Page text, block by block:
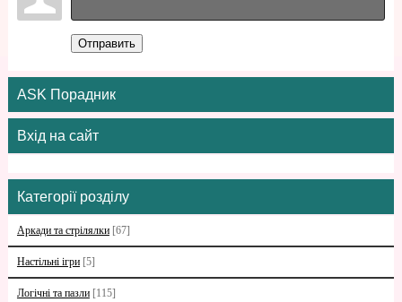
Отправить
ASK Порадник
Вхід на сайт
Категорії розділу
Аркади та стрілялки [67]
Настільні ігри [5]
Логічні та пазли [115]